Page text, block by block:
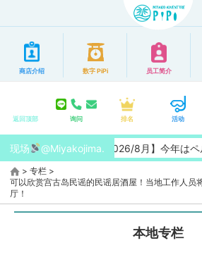
商店介绍 数字 PiPi 员工简介
返回顶部 询问 排名 活动
现场 @Miyakojima.
【2026/8月】今年はペルセウス座
> 专栏 >
可以欣赏宫古岛民谣的民谣居酒屋！当地工作人员
厅！
本地专栏